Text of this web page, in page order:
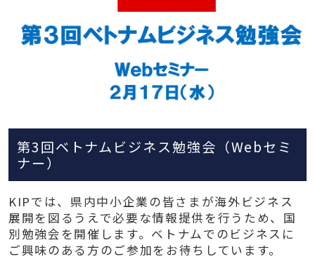
第3回ベトナムビジネス勉強会（Webセミ
ナー）
KIPでは、県内中小企業の皆さまが海外ビジネス
展開を図るうえで必要な情報提供を行うため、国
別勉強会を開催します。ベトナムでのビジネスに
ご興味のある方のご参加をお待ちしています。